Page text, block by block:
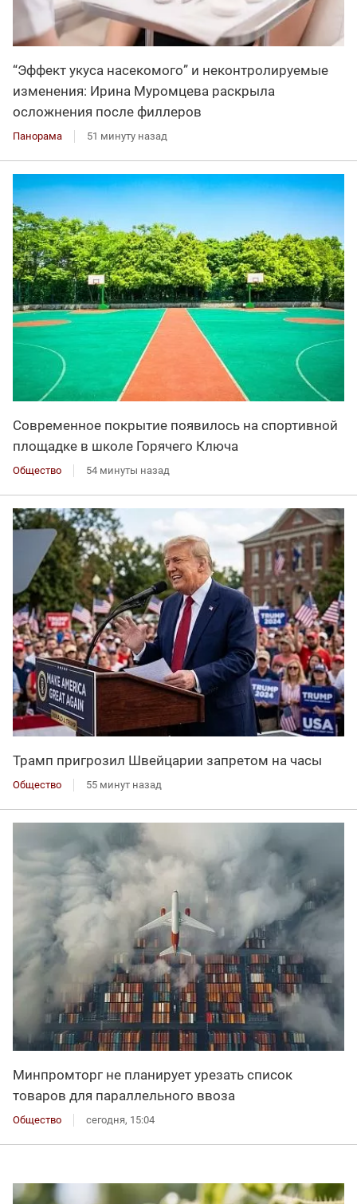
“Эффект укуса насекомого” и неконтролируемые
изменения: Ирина Муромцева раскрыла
осложнения после филлеров
Панорама 51 минуту назад
Современное покрытие появилось на спортивной
площадке в школе Горячего Ключа
Общество 54 минуты назад
Трамп пригрозил Швейцарии запретом на часы
Общество 55 минут назад
Минпромторг не планирует урезать список
товаров для параллельного ввоза
Общество сегодня, 15:04